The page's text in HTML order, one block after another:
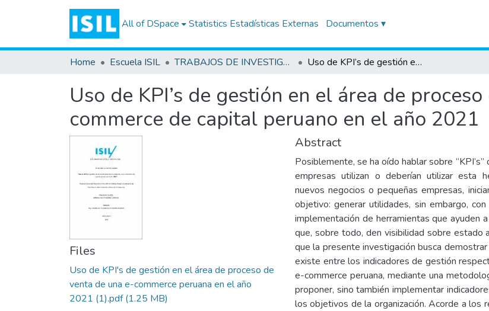
All of DSpace Statistics Estadísticas Externas Documentos ▾
Home Escuela ISIL TRABAJOS DE INVESTIGACIÓN Uso de KPI’s de gestión en el área de proceso de ventas de una e- commerce de capital peruano en el año 2021
Uso de KPI’s de gestión en el área de
commerce de capital peruano en el año 2021
Files
Uso de KPI's de gestión en el área de proceso de
venta de una e-commerce peruana en el año
2021 (1).pdf(1.25 MB)
Abstract
Posiblemente, se ha oído hablar sobre “KPI’s”
empresas utilizan o deberían utilizar esta
nuevos negocios o pequeñas empresas,
objetivo: generar utilidades, sin embargo,
implementación de herramientas que ayuden
que, sobre todo, den visibilidad sobre estado
que la presente investigación busca
existe entre los indicadores de gestión
e-commerce peruana, mediante una
proponer, sino también implementar
los objetivos de la organización. Acorde a los